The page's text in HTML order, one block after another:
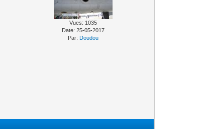
Vues: 1035
Date: 25-05-2017
Par: Doudou